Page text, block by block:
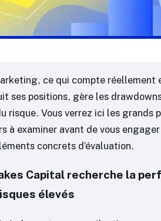
ce qui compte réellement
ses positions, gère les
risque. Vous verrez ici les grands
à examiner avant de vous
concrets d’évaluation.
Capital recherche la
élevés